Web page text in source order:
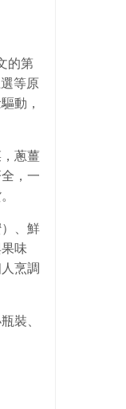
的第
等原
動，
蔥薑
，一
、鮮
味
烹調
裝、